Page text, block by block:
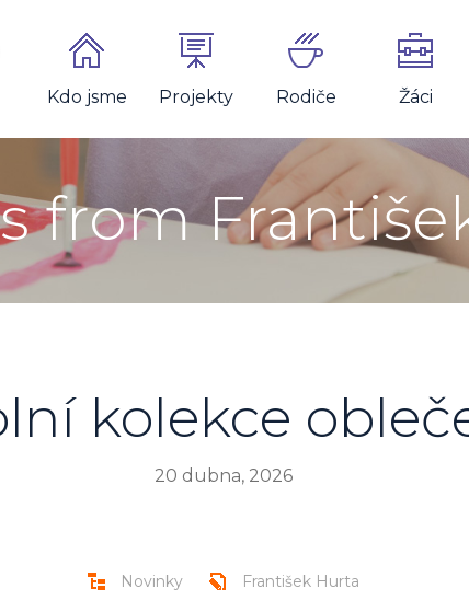
Kdo jsme Projekty Rodiče Žáci
from
kolekce
20 dubna, 2026
Novinky František Hurta